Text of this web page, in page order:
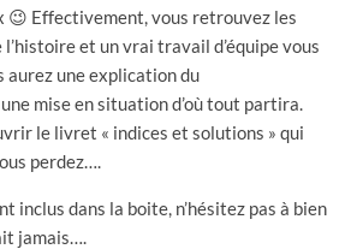
😉 Effectivement, vous retrouvez les
et un vrai travail d’équipe vous
aurez une explication du
mise en situation d’où tout partira.
le livret « indices et solutions » qui
perdez….
inclus dans la boite, n’hésitez pas à bien
jamais….